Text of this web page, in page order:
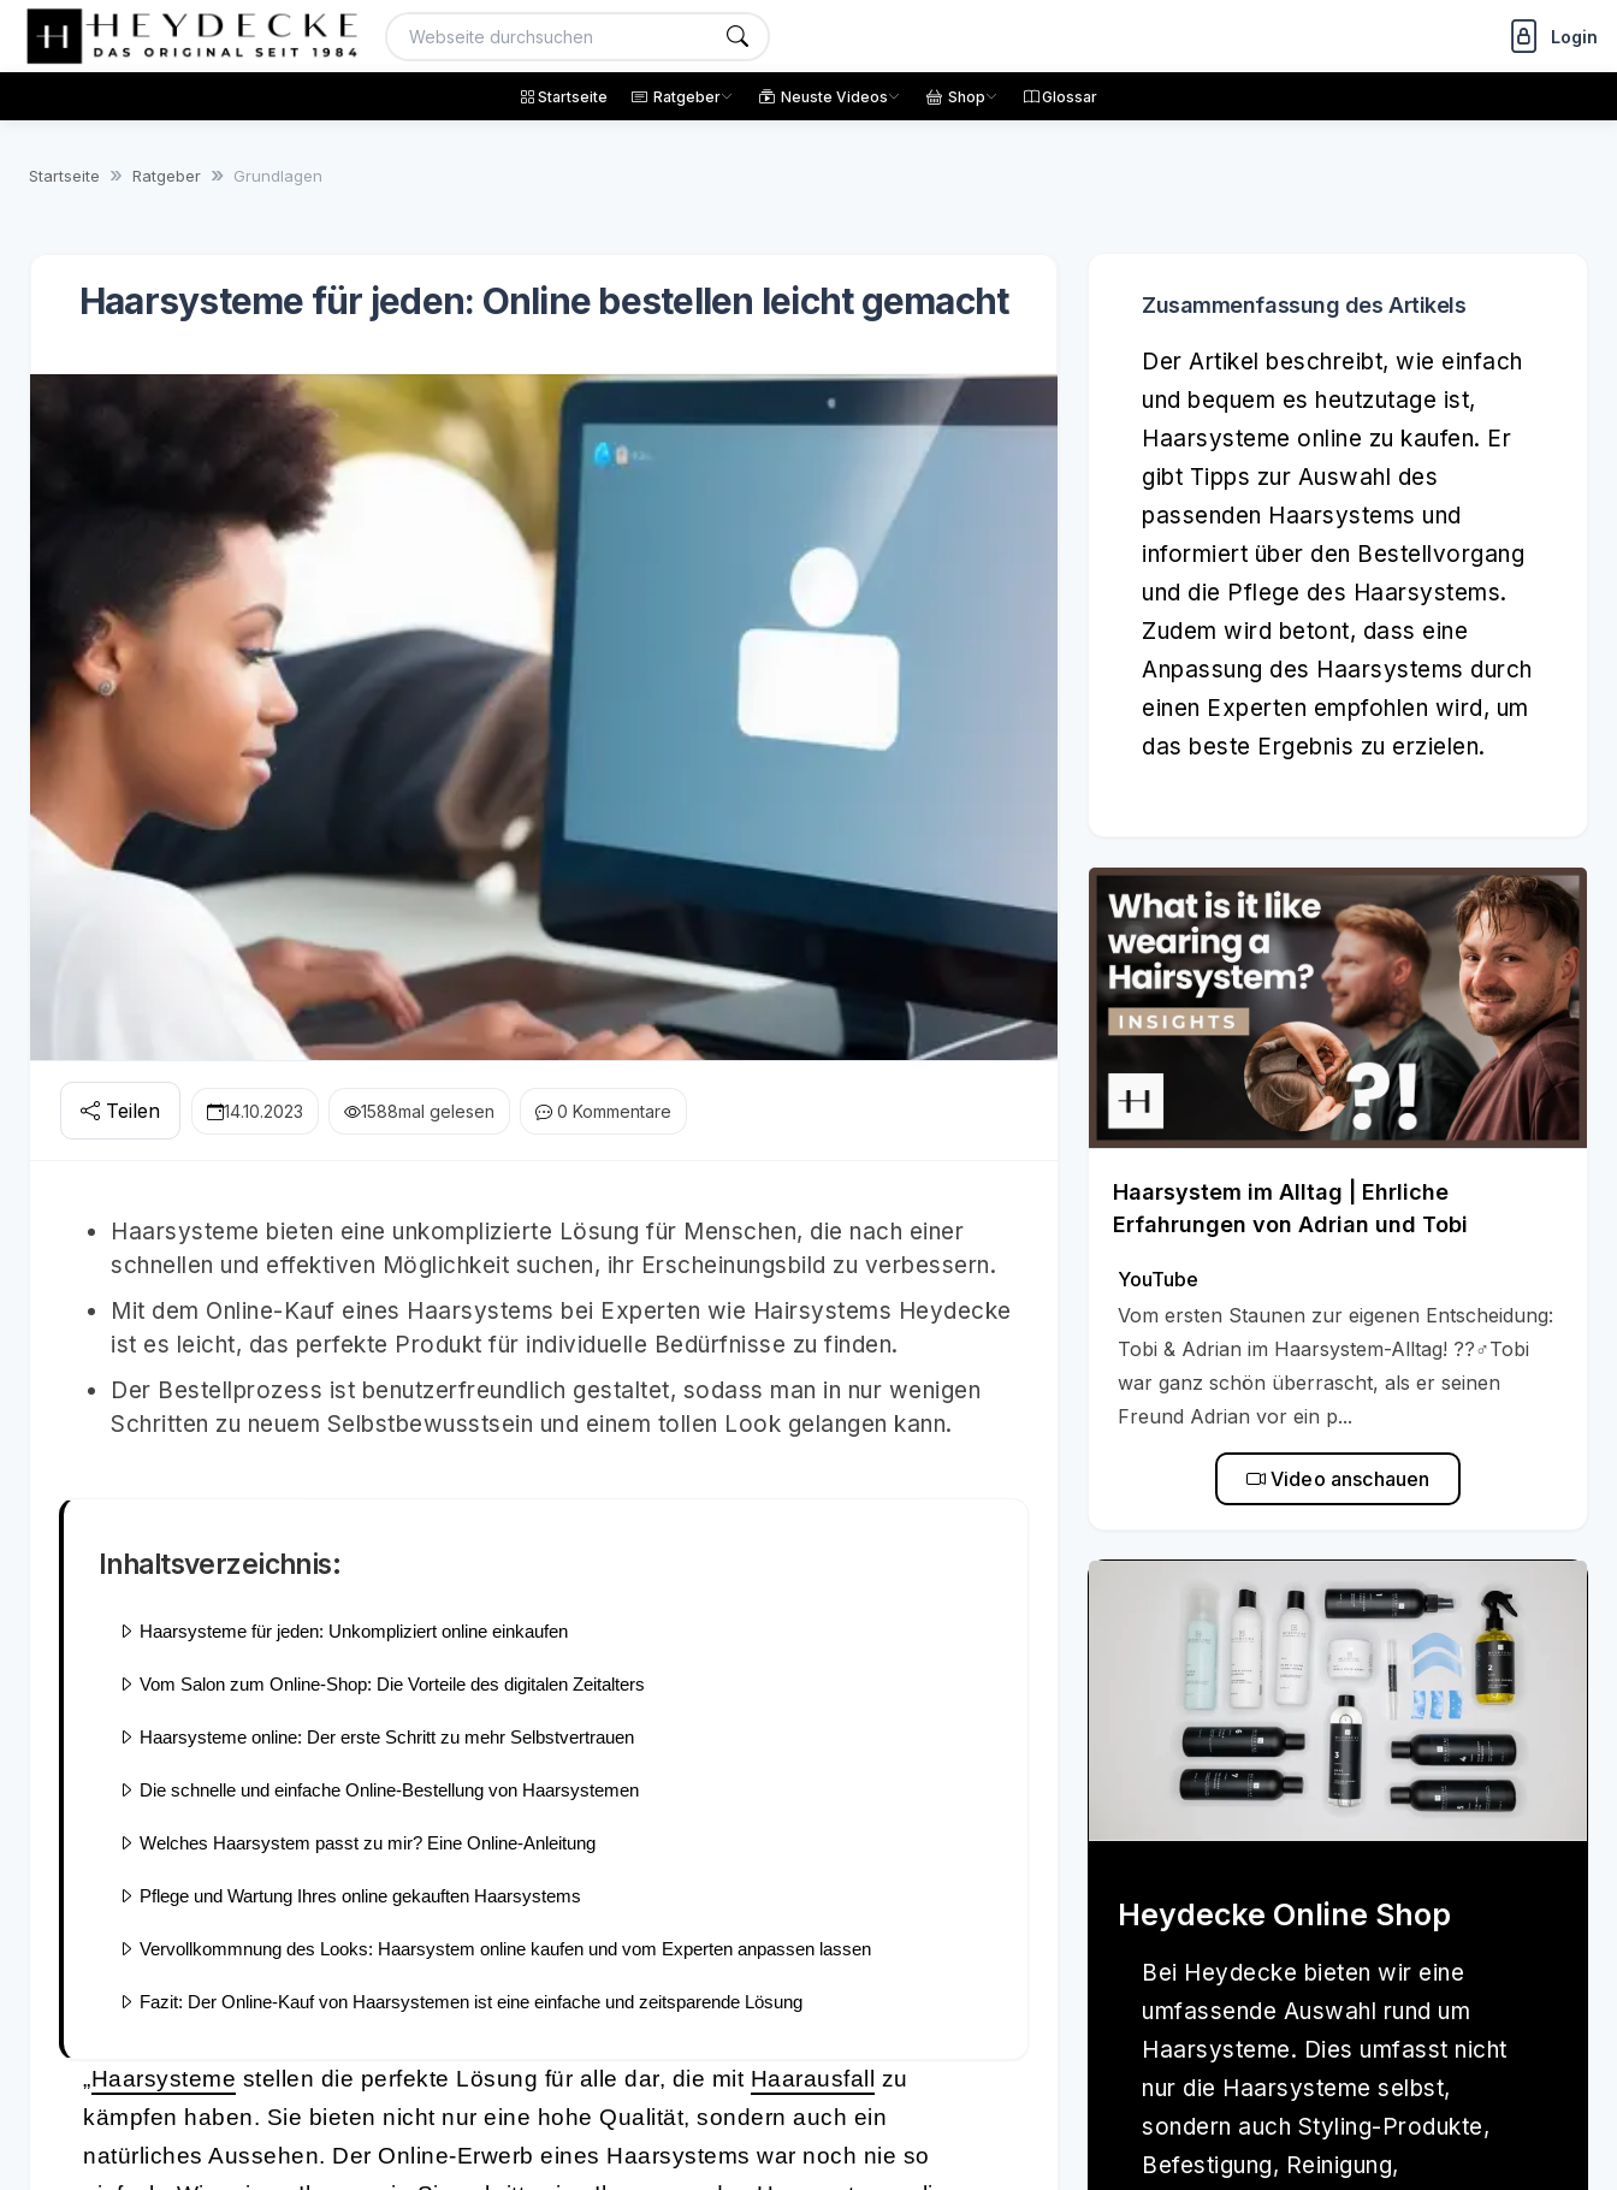
Login
Startseite Ratgeber Neuste Videos Shop Glossar
Startseite Ratgeber Grundlagen
Haarsysteme für jeden: Online bestellen leicht gemacht
Teilen 14.10.2023 1588mal gelesen 0 Kommentare
Haarsysteme bieten eine unkomplizierte Lösung für Menschen, die nach einer
schnellen und effektiven Möglichkeit suchen, ihr Erscheinungsbild zu verbessern.
Mit dem Online-Kauf eines Haarsystems bei Experten wie Hairsystems Heydecke
ist es leicht, das perfekte Produkt für individuelle Bedürfnisse zu finden.
Der Bestellprozess ist benutzerfreundlich gestaltet, sodass man in nur wenigen
Schritten zu neuem Selbstbewusstsein und einem tollen Look gelangen kann.
Inhaltsverzeichnis:
Haarsysteme für jeden: Unkompliziert online einkaufen
Vom Salon zum Online-Shop: Die Vorteile des digitalen Zeitalters
Haarsysteme online: Der erste Schritt zu mehr Selbstvertrauen
Die schnelle und einfache Online-Bestellung von Haarsystemen
Welches Haarsystem passt zu mir? Eine Online-Anleitung
Pflege und Wartung Ihres online gekauften Haarsystems
Vervollkommnung des Looks: Haarsystem online kaufen und vom Experten anpassen lassen
Fazit: Der Online-Kauf von Haarsystemen ist eine einfache und zeitsparende Lösung
„Haarsysteme stellen die perfekte Lösung für alle dar, die mit Haarausfall
zu
kämpfen haben. Sie bieten nicht nur eine hohe Qualität, sondern auch ein
natürliches Aussehen. Der Online-Erwerb eines Haarsystems war noch nie so
Zusammenfassung des Artikels
Der Artikel beschreibt, wie einfach
und bequem es heutzutage ist,
Haarsysteme online zu kaufen. Er
gibt Tipps zur Auswahl des
passenden Haarsystems und
informiert über den Bestellvorgang
und die Pflege des Haarsystems.
Zudem wird betont, dass eine
Anpassung des Haarsystems durch
einen Experten empfohlen wird, um
das beste Ergebnis zu erzielen.
Haarsystem im Alltag | Ehrliche
Erfahrungen von Adrian und Tobi
YouTube
Vom ersten Staunen zur eigenen Entscheidung:
Tobi & Adrian im Haarsystem-Alltag! ??‍♂️Tobi
war ganz schön überrascht, als er seinen
Freund Adrian vor ein p...
Video anschauen
Heydecke Online Shop
Bei Heydecke bieten wir eine
umfassende Auswahl rund um
Haarsysteme. Dies umfasst nicht
nur die Haarsysteme selbst,
sondern auch Styling-Produkte,
Befestigung, Reinigung,